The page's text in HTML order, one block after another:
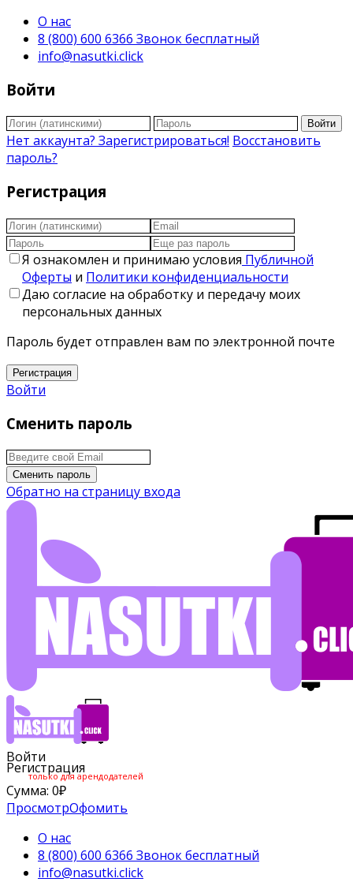
О нас
8 (800) 600 6366 Звонок бесплатный
info@nasutki.click
Войти
Войти
Нет аккаунта? Зарегистрироваться! Восстановить
пароль?
Регистрация
Я ознакомлен и принимаю условия Публичной
Оферты и Политики конфиденциальности
Даю согласие на обработку и передачу моих
персональных данных
Пароль будет отправлен вам по электронной почте
Регистрация
Войти
Сменить пароль
Сменить пароль
Обратно на страницу входа
Войти
Регистрация
только для арендодателей
Сумма: 0₽
ПросмотрОфомить
О нас
8 (800) 600 6366 Звонок бесплатный
info@nasutki.click